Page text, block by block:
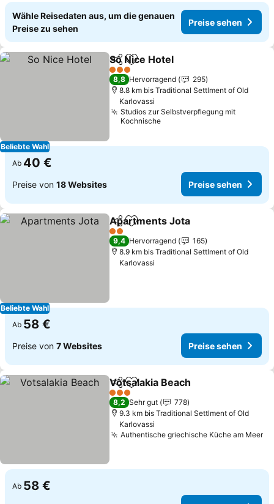
Wähle Reisedaten aus, um die genauen
Preise zu sehen
Preise sehen
Beliebte Wahl
TeilenZu Favoriten hinzufügen
So Nice Hotel
3 Sterne
8,8 Hervorragend
295
8.8 km bis Traditional Settlment of Old
Karlovassi
Studios zur Selbstverpflegung mit
Kochnische
Ab 40 €
Preise von 18 Websites Preise sehen
Beliebte Wahl
TeilenZu Favoriten hinzufügen
Apartments Jota
2 Sterne
9,4 Hervorragend
165
8.9 km bis Traditional Settlment of Old
Karlovassi
Ab 58 €
Preise von 7 Websites Preise sehen
TeilenZu Favoriten hinzufügen
Votsalakia Beach
3 Sterne
8,2 Sehr gut
778
9.3 km bis Traditional Settlment of Old
Karlovassi
Authentische griechische Küche am Meer
Ab 58 €